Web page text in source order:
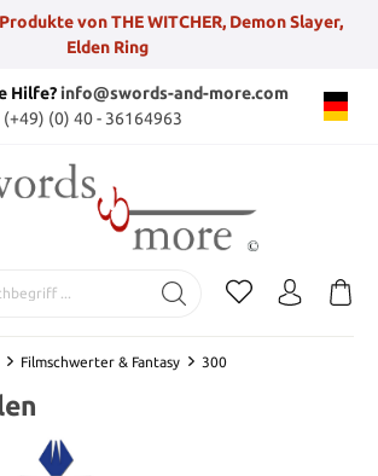
von THE WITCHER, Demon Slayer,
Elden Ring
Hilfe?info@swords-and-more.com
(+49) (0) 40 - 36164963
Filmschwerter & Fantasy 300